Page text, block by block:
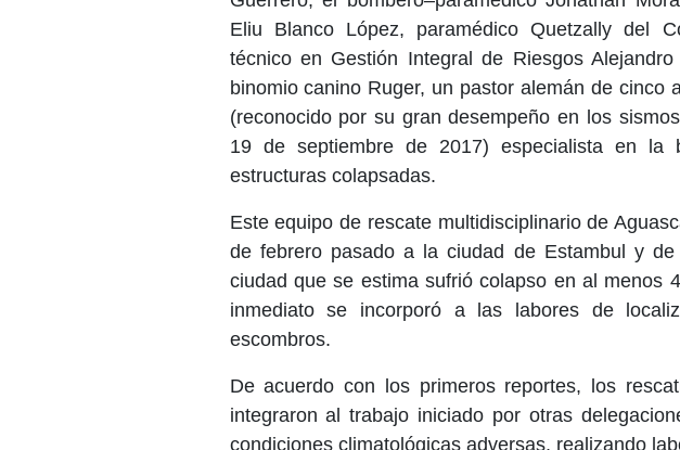
Eliu Blanco López, paramédico Quetzally del
técnico en Gestión Integral de Riesgos
binomio canino Ruger, un pastor alemán de cinco
(reconocido por su gran desempeño en los
19 de septiembre de 2017) especialista en la
estructuras colapsadas.
Este equipo de rescate multidisciplinario de
de febrero pasado a la ciudad de Estambul y
ciudad que se estima sufrió colapso en al menos
inmediato se incorporó a las labores de
escombros.
De acuerdo con los primeros reportes, los
integraron al trabajo iniciado por otras
condiciones climatológicas adversas, realizando